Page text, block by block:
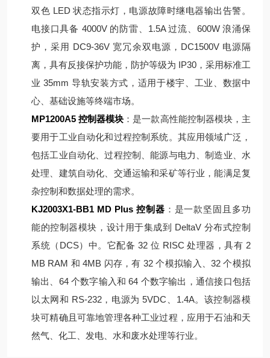
双色 LED 状态指示灯，电源故障时继电器输出告警。
电接口具备 4000V 的防雷、1.5A 过流、600W 浪涌保
护，采用 DC9-36V 宽冗余双电源，DC1500V 电源隔
离，具有反接保护功能，防护等级为 IP30，采用标准工
业 35mm 导轨安装方式，适用于楼宇、工业、数据中
心、基础设施等终端市场。
MP1200A5 控制器模块 ：是一款高性能控制器模块，主
要用于工业自动化和过程控制系统。其应用领域广泛，
包括工业自动化、过程控制、能源与电力、制造业、水
处理、建筑自动化、交通运输和采矿等行业，能满足复
杂控制和数据处理的需求。
KJ2003X1-BB1 MD Plus 控制器 ：是一款坚固且多功
能的控制器模块，设计用于集成到 DeltaV 分布式控制
系统（DCS）中。它配备 32 位 RISC 处理器，具有 2
MB RAM 和 4MB 闪存，有 32 个模拟输入、32 个模拟
输出、64 个数字输入和 64 个数字输出，通信接口包括
以太网和 RS-232，电源为 5VDC、1.4A。该控制器模
块可精确且可靠地管理各种工业过程，应用于石油和天
然气、化工、发电、水和废水处理等行业。